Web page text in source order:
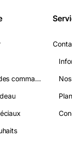
Historique des commandes